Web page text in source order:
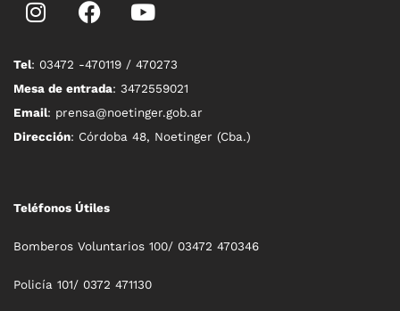
Tel: 03472 -470119 / 470273
Mesa de entrada: 3472559021
Email: prensa@noetinger.gob.ar
Dirección: Córdoba 48, Noetinger (Cba.)
Teléfonos Útiles
Bomberos Voluntarios 100/ 03472 470346
Policía 101/ 0372 471130